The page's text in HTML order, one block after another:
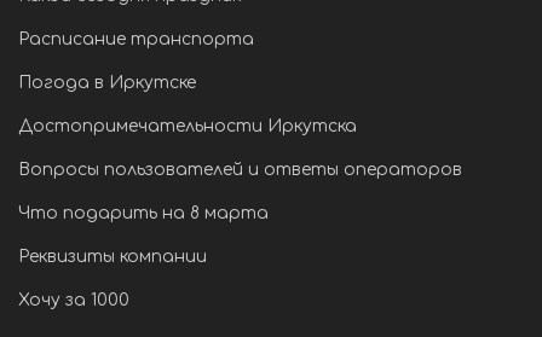
Расписание транспорта
Погода в Иркутске
Достопримечательности Иркутска
Вопросы пользователей и ответы операторов
Что подарить на 8 марта
Реквизиты компании
Хочу за 1000